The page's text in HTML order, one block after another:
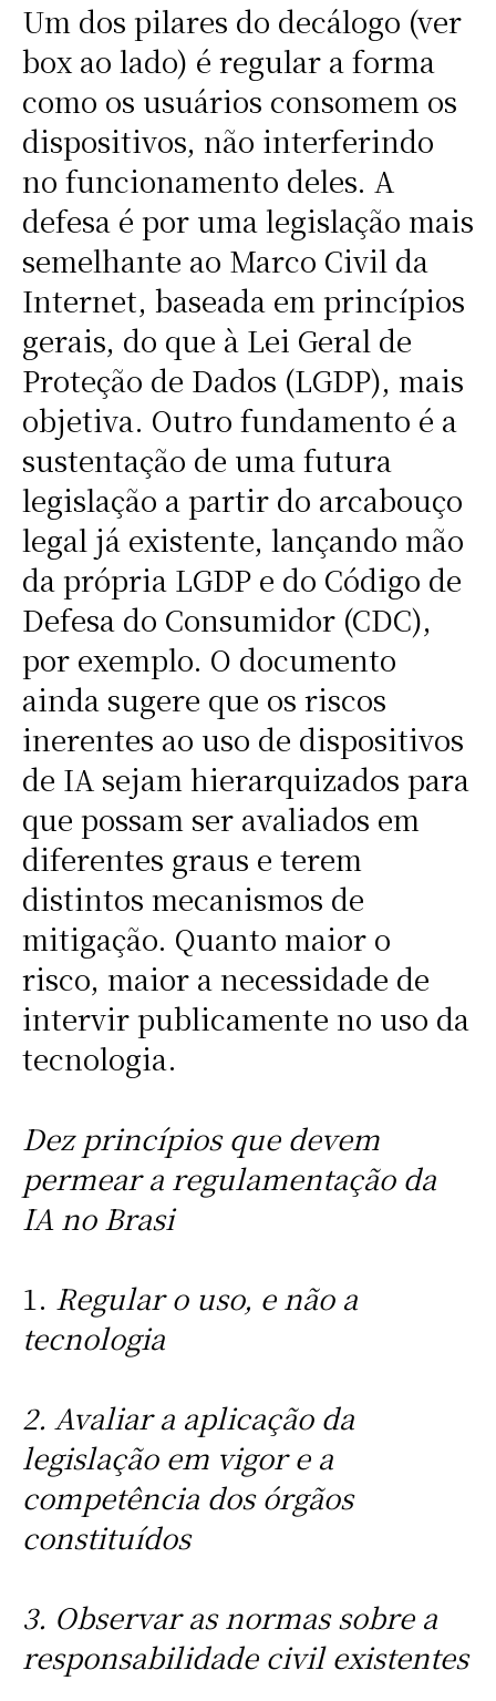
Um dos pilares do decálogo (ver
box ao lado) é regular a forma
como os usuários consomem os
dispositivos, não interferindo
no funcionamento deles. A
defesa é por uma legislação mais
semelhante ao Marco Civil da
Internet, baseada em princípios
gerais, do que à Lei Geral de
Proteção de Dados (LGDP), mais
objetiva. Outro fundamento é a
sustentação de uma futura
legislação a partir do arcabouço
legal já existente, lançando mão
da própria LGDP e do Código de
Defesa do Consumidor (CDC),
por exemplo. O documento
ainda sugere que os riscos
inerentes ao uso de dispositivos
de IA sejam hierarquizados para
que possam ser avaliados em
diferentes graus e terem
distintos mecanismos de
mitigação. Quanto maior o
risco, maior a necessidade de
intervir publicamente no uso da
tecnologia.
Dez princípios que devem
permear a regulamentação da
IA no Brasi
1. Regular o uso, e não a
tecnologia
2. Avaliar a aplicação da
legislação em vigor e a
competência dos órgãos
constituídos
3. Observar as normas sobre a
responsabilidade civil existentes